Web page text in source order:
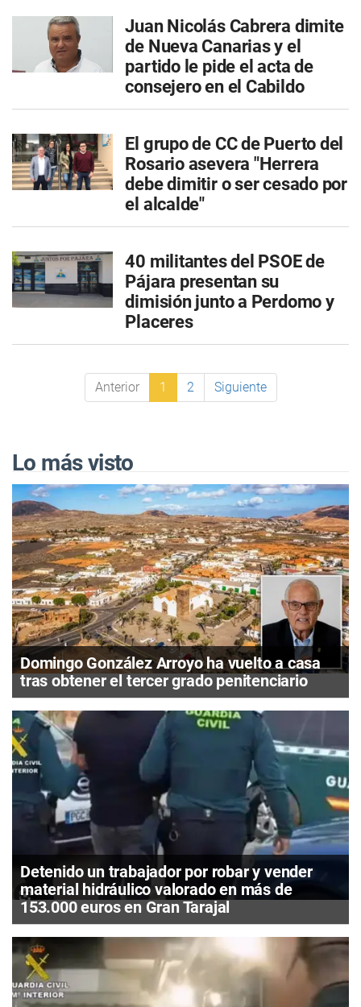
Juan Nicolás Cabrera dimite
de Nueva Canarias y el
partido le pide el acta de
consejero en el Cabildo
El grupo de CC de Puerto del
Rosario asevera "Herrera
debe dimitir o ser cesado por
el alcalde"
40 militantes del PSOE de
Pájara presentan su
dimisión junto a Perdomo y
Placeres
Anterior 1 2 Siguiente
Lo más visto
Domingo González Arroyo ha vuelto a casa
tras obtener el tercer grado penitenciario
Detenido un trabajador por robar y vender
material hidráulico valorado en más de
153.000 euros en Gran Tarajal